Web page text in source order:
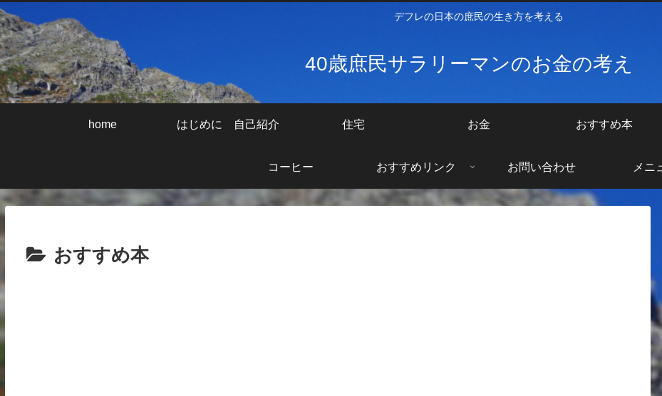
デフレの日本の庶民の生き方を考える
40歳庶民サラリーマンのお金の考え
home はじめに 自己紹介 住宅 お金 おすすめ本
コーヒー おすすめリンク お問い合わせ メニ
おすすめ本